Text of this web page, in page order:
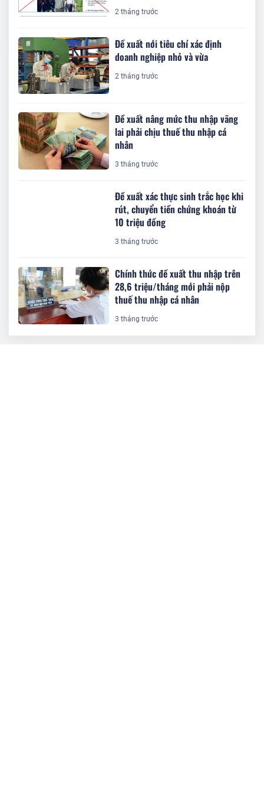
2 tháng trước
Đề xuất nới tiêu chí xác định
doanh nghiệp nhỏ và vừa
2 tháng trước
Đề xuất nâng mức thu nhập vãng
lai phải chịu thuế thu nhập cá
nhân
3 tháng trước
Đề xuất xác thực sinh trắc học khi
rút, chuyển tiền chứng khoán từ
10 triệu đồng
3 tháng trước
Chính thức đề xuất thu nhập trên
28,6 triệu/tháng mới phải nộp
thuế thu nhập cá nhân
3 tháng trước